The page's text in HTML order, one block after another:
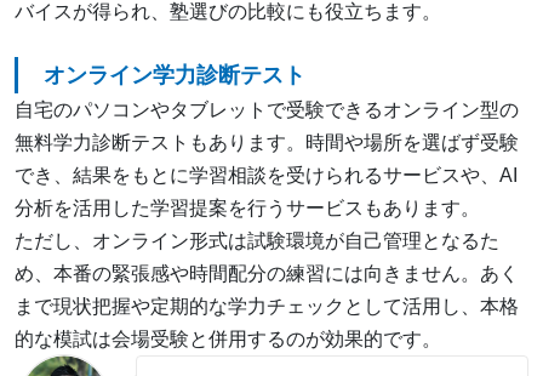
バイスが得られ、塾選びの比較にも役立ちます。
オンライン学力診断テスト
自宅のパソコンやタブレットで受験できるオンライン型の
無料学力診断テストもあります。時間や場所を選ばず受験
でき、結果をもとに学習相談を受けられるサービスや、AI
分析を活用した学習提案を行うサービスもあります。
ただし、オンライン形式は試験環境が自己管理となるた
め、本番の緊張感や時間配分の練習には向きません。あく
まで現状把握や定期的な学力チェックとして活用し、本格
的な模試は会場受験と併用するのが効果的です。